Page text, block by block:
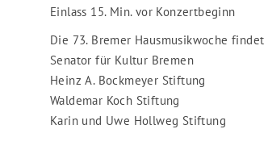
Einlass 15. Min. vor Konzertbeginn
Die 73. Bremer Hausmusikwoche
Senator für Kultur Bremen
Heinz A. Bockmeyer Stiftung
Waldemar Koch Stiftung
Karin und Uwe Hollweg Stiftung